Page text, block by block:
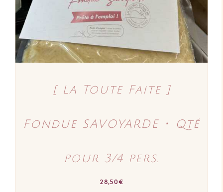
[ La Toute Faite ]
Fondue SAVOYARDE ･ Qté
pour 3/4 pers.
28,50€